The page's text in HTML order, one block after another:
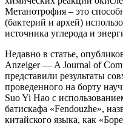
Метанотрофия – это
(бактерий и архей)
источника углерода и
Недавно в статье,
Anzeiger — A Journal of
представили результаты
проведенного на борту
Suo Yi Hao с
батискафа «Fendouzhe»,
китайского языка, как